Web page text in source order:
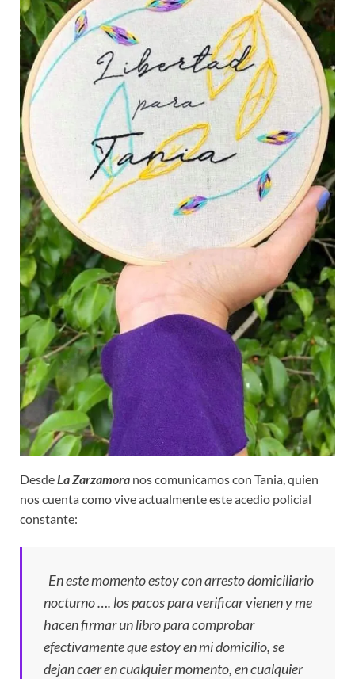
Desde La Zarzamora nos comunicamos con Tania, quien
nos cuenta como vive actualmente este acedio policial
constante:
En este momento estoy con arresto domiciliario
nocturno …. los pacos para verificar vienen y me
hacen firmar un libro para comprobar
efectivamente que estoy en mi domicilio, se
dejan caer en cualquier momento, en cualquier